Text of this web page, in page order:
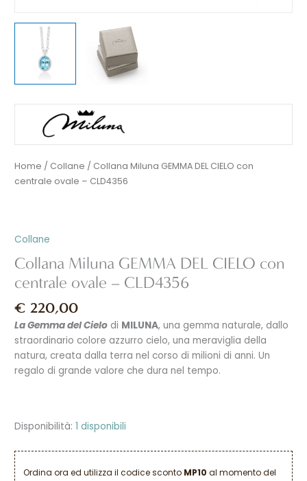
Home / Collane / Collana Miluna GEMMA DEL CIELO con
centrale ovale – CLD4356
Collane
Collana Miluna GEMMA DEL CIELO con
centrale ovale – CLD4356
€ 220,00
La Gemma del Cielo di MILUNA, una gemma naturale, dallo
straordinario colore azzurro cielo, una meraviglia della
natura, creata dalla terra nel corso di milioni di anni. Un
regalo di grande valore che dura nel tempo.
Disponibilità: 1 disponibili
Ordina ora ed utilizza il codice sconto MP10al momento del